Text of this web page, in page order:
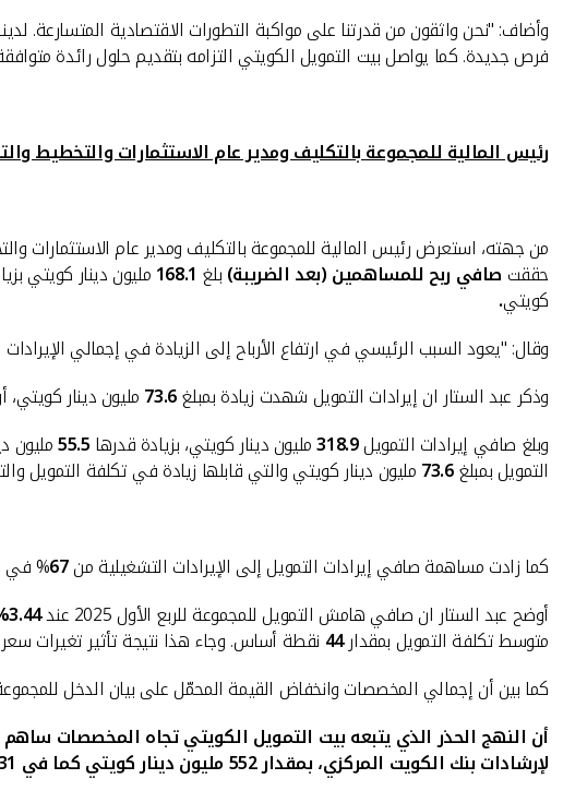
وأضاف: "نحن واثقون من قدرتنا على مواكبة التطورات الاقتصادية المتسارعة.
فرص جديدة. كما يواصل بيت التمويل الكويتي التزامه بتقديم حلول رائدة
رئيس المالية للمجموعة بالتكليف ومدير عام الاستثمارات والتخطيط
حققتصافي ربح للمساهمين (بعد الضريبة)بلغ 168.1مليون دينار كويتي
كويتي.
وقال: "يعود السبب الرئيسي في ارتفاع الأرباح إلى الزيادة في إجمالي
وذكر عبد الستار ان إيرادات التمويل شهدت زيادة بمبلغ73.6مليون دينار كويتي، أو 10.9% مقارنة مع الفترة ذاتها من للعام الماضي، حيث يرجع ذلك بشكل رئيسي إلى الزيادة في
وبلغ صافي إيرادات التمويل318.9مليون دينار كويتي، بزيادة قدرها55.5مليون
التمويل بمبلغ73.6مليون دينار كويتي والتي قابلها زيادة في تكلفة التمويل
كما زادت مساهمة صافي إيرادات التمويل إلى الإيرادات التشغيلية من67% في
أوضح عبد الستار ان صافي هامش التمويل للمجموعة للربع الأول 2025 عند
3.44%
متوسط تكلفة التمويل بمقدار44 نقطة أساس. وجاء هذا نتيجة تأثير تغيرات سعر
كما بين أن إجمالي المخصصات وانخفاض القيمة المحمّل على بيان الدخل
أن النهج الحذر الذي يتبعه بيت التمويل الكويتي تجاه المخصصات
لإرشادات بنك الكويت المركزي، بمقدار 552 مليون دينار كويتي كما في 31 مارس 2025.